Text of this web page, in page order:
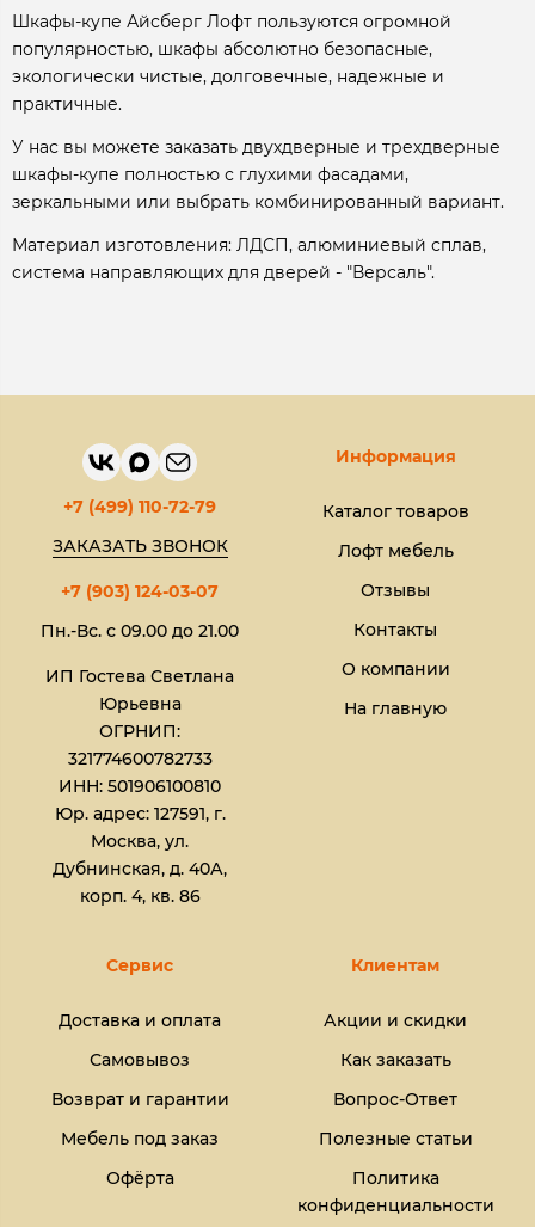
Шкафы-купе Айсберг Лофт пользуются огромной
популярностью, шкафы абсолютно безопасные,
экологически чистые, долговечные, надежные и
практичные.
У нас вы можете заказать двухдверные и трехдверные
шкафы-купе полностью с глухими фасадами,
зеркальными или выбрать комбинированный вариант.
Материал изготовления: ЛДСП, алюминиевый сплав,
система направляющих для дверей - "Версаль".
+7 (499) 110-72-79
ЗАКАЗАТЬ ЗВОНОК
+7 (903) 124-03-07
Пн.-Вс. с 09.00 до 21.00
ИП Гостева Светлана
Юрьевна​
ОГРНИП:
321774600782733
ИНН: 501906100810
Юр. адрес: 127591, г.
Москва, ул.
Дубнинская, д. 40А,
корп. 4, кв. 86
Информация
Каталог товаров
Лофт мебель
Отзывы
Контакты
О компании
На главную
Сервис
Доставка и оплата
Самовывоз
Возврат и гарантии
Мебель под заказ
Офёрта
Клиентам
Акции и скидки
Как заказать
Вопрос-Ответ
Полезные статьи
Политика
конфиденциальности